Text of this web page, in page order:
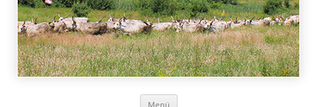
Menü Tovább a tartalomra